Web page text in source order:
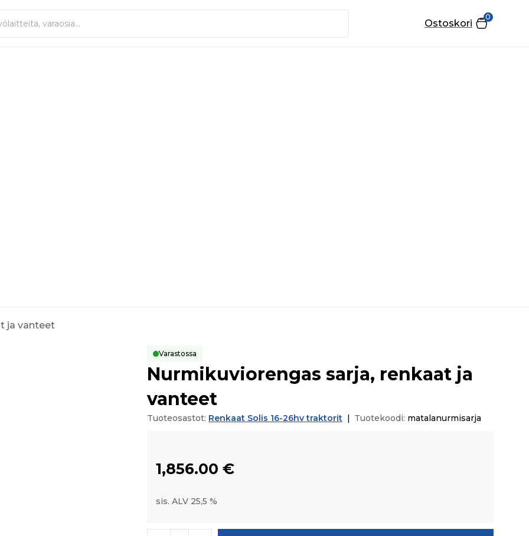
0
Ostoskori
ja vanteet
Varastossa
Nurmikuviorengas sarja, renkaat ja
vanteet
Tuoteosastot: Renkaat Solis 16-26hv traktorit | Tuotekoodi: matalanurmisarja
1,856.00 €
sis. ALV 25,5 %